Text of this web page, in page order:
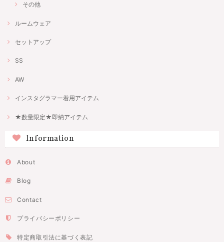
その他
ルームウェア
セットアップ
SS
AW
インスタグラマー着用アイテム
★数量限定★即納アイテム
Information
About
Blog
Contact
プライバシーポリシー
特定商取引法に基づく表記